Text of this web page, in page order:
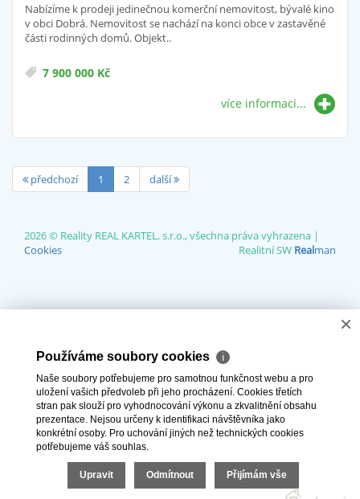
Nabízíme k prodeji jedinečnou komerční nemovitost, bývalé kino
v obci Dobrá. Nemovitost se nachází na konci obce v zastavěné
části rodinných domů. Objekt..
7 900 000 Kč
více informací...
předchozí 1 2 další
2026 © Reality REAL KARTEL, s.r.o., všechna práva vyhrazena |
Cookies
Realitní SW Realman
×
Používáme soubory cookies ℹ
Naše soubory potřebujeme pro samotnou funkčnost webu a pro
uložení vašich předvoleb při jeho procházení. Cookies třetích
stran pak slouží pro vyhodnocování výkonu a zkvalitnění obsahu
prezentace. Nejsou určeny k identifikaci návštěvníka jako
konkrétní osoby. Pro uchování jiných než technických cookies
potřebujeme váš souhlas.
Upravit Odmítnout Přijímám vše